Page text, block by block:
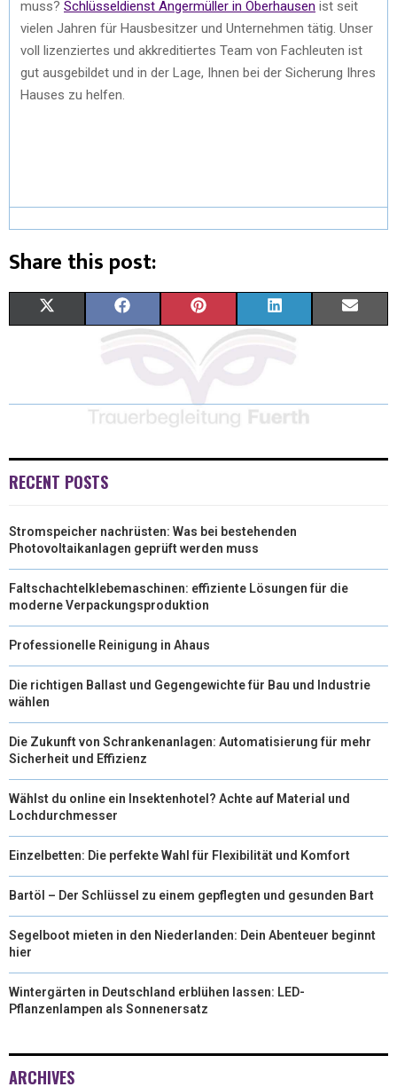
muss? Schlüsseldienst Angermüller in Oberhausen ist seit
vielen Jahren für Hausbesitzer und Unternehmen tätig. Unser
voll lizenziertes und akkreditiertes Team von Fachleuten ist
gut ausgebildet und in der Lage, Ihnen bei der Sicherung Ihres
Hauses zu helfen.
Share this post:
W
E
)
E
K
I
T
S
I
K
N
I
RECENT POSTS
Stromspeicher nachrüsten: Was bei bestehenden
Photovoltaikanlagen geprüft werden muss
Faltschachtelklebemaschinen: effiziente Lösungen für die
moderne Verpackungsproduktion
Professionelle Reinigung in Ahaus
Die richtigen Ballast und Gegengewichte für Bau und Industrie
wählen
Die Zukunft von Schrankenanlagen: Automatisierung für mehr
Sicherheit und Effizienz
Wählst du online ein Insektenhotel? Achte auf Material und
Lochdurchmesser
Einzelbetten: Die perfekte Wahl für Flexibilität und Komfort
Bartöl – Der Schlüssel zu einem gepflegten und gesunden Bart
Segelboot mieten in den Niederlanden: Dein Abenteuer beginnt
hier
Wintergärten in Deutschland erblühen lassen: LED-
Pflanzenlampen als Sonnenersatz
ARCHIVES